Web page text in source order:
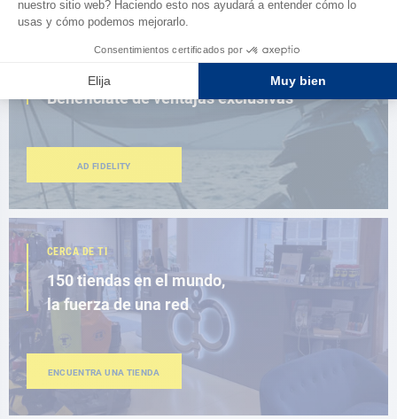
ESPACIO FIDELIDAD
¿Eres apasionado?
Benefíciate de ventajas exclusivas
AD FIDELITY
CERCA DE TI
150 tiendas en el mundo,
la fuerza de una red
ENCUENTRA UNA TIENDA